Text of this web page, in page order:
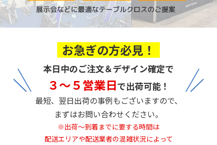
お急ぎの方必見！
本日中のご注文＆デザイン確定で
３～５営業日で出荷可能！
最短、翌日出荷の事例もございますので、
まずはお問い合わせください。
※出荷〜到着までに要する時間は
配送エリアや配送業者の混雑状況によって